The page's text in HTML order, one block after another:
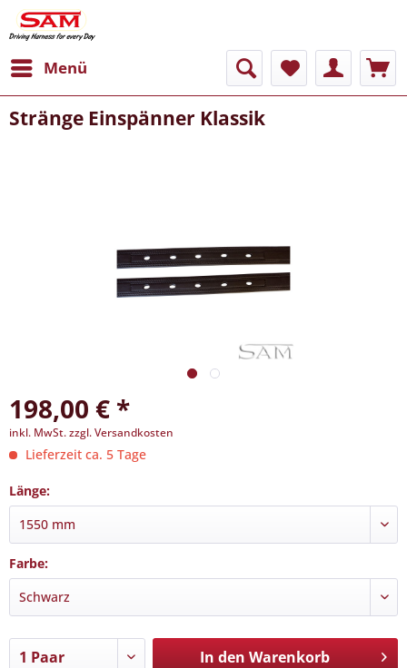
Menü
Stränge Einspänner Klassik
198,00 € *
inkl. MwSt.zzgl. Versandkosten
Lieferzeit ca. 5 Tage
Länge:
Farbe:
In den Warenkorb